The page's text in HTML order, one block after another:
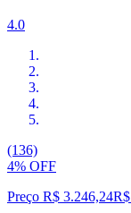
4.0
(136)
4% OFF
Preço R$ 3.246,24R$